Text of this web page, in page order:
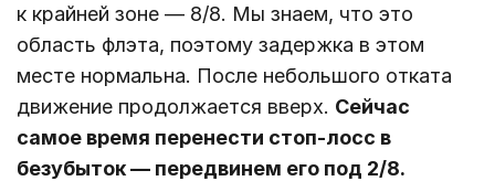
к крайней зоне ― 8/8. Мы знаем, что это
область флэта, поэтому задержка в этом
месте нормальна. После небольшого отката
движение продолжается вверх. Сейчас
самое время перенести стоп-лосс в
безубыток ― передвинем его под 2/8.